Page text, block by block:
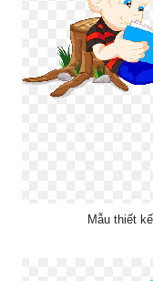
Mẫu thiết